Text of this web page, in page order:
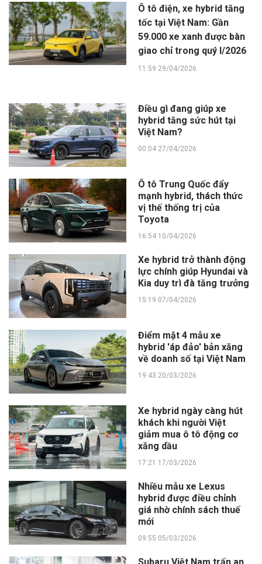
Ô tô điện, xe hybrid tăng
tốc tại Việt Nam: Gần
59.000 xe xanh được bàn
giao chỉ trong quý I/2026
11:59 29/04/2026
Điều gì đang giúp xe
hybrid tăng sức hút tại
Việt Nam?
00:04 27/04/2026
Ô tô Trung Quốc đẩy
mạnh hybrid, thách thức
vị thế thống trị của
Toyota
16:54 10/04/2026
Xe hybrid trở thành động
lực chính giúp Hyundai và
Kia duy trì đà tăng trưởng
15:19 07/04/2026
Điểm mặt 4 mẫu xe
hybrid 'áp đảo' bản xăng
về doanh số tại Việt Nam
19:43 20/03/2026
Xe hybrid ngày càng hút
khách khi người Việt
giảm mua ô tô động cơ
xăng dầu
17:21 17/03/2026
Nhiều mẫu xe Lexus
hybrid được điều chỉnh
giá nhờ chính sách thuế
mới
09:55 05/03/2026